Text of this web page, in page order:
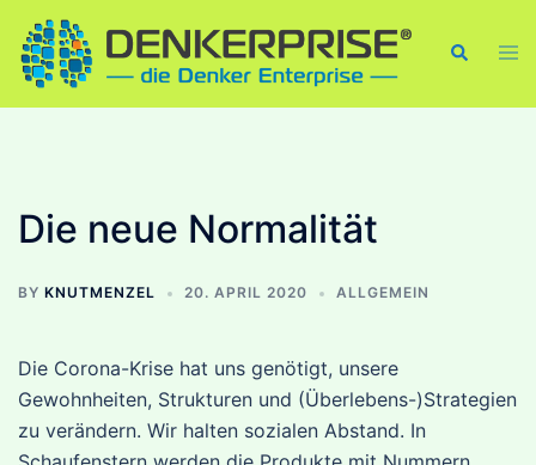
content
Search
Die neue Normalität
BY KNUTMENZEL 20. APRIL 2020 ALLGEMEIN
Die Corona-Krise hat uns genötigt, unsere
Gewohnheiten, Strukturen und (Überlebens-)Strategien
zu verändern. Wir halten sozialen Abstand. In